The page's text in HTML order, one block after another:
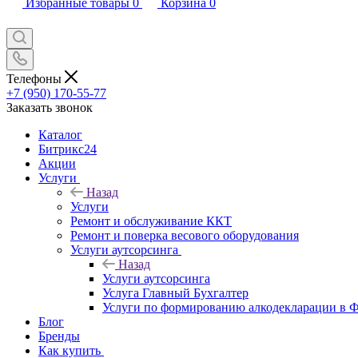
Избранные товары 0 Корзина 0
Телефоны
+7 (950) 170-55-77
Заказать звонок
Каталог
Битрикс24
Акции
Услуги
Назад
Услуги
Ремонт и обслуживание ККТ
Ремонт и поверка весового оборудования
Услуги аутсорсинга
Назад
Услуги аутсорсинга
Услуга Главный Бухгалтер
Услуги по формированию алкодекларации в
Блог
Бренды
Как купить